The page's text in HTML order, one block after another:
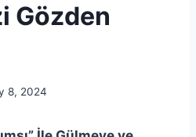
Gözden
8, 2024